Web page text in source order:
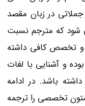
در زبان مقصد
شود که مترجم نسبت
تخصص کافی داشته
و آشنایی با لغات
باشد. در ادامه
تخصصی را ترجمه